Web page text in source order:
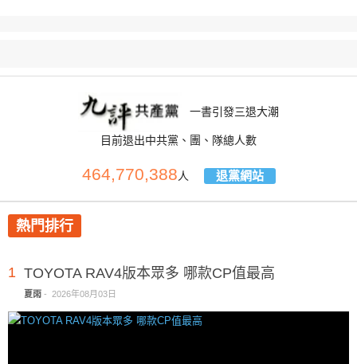
一書引發三退大潮
目前退出中共黨、團、隊總人數
464,770,388人 退黨網站
熱門排行
1 TOYOTA RAV4版本眾多 哪款CP值最高
夏雨 - 2026年08月03日